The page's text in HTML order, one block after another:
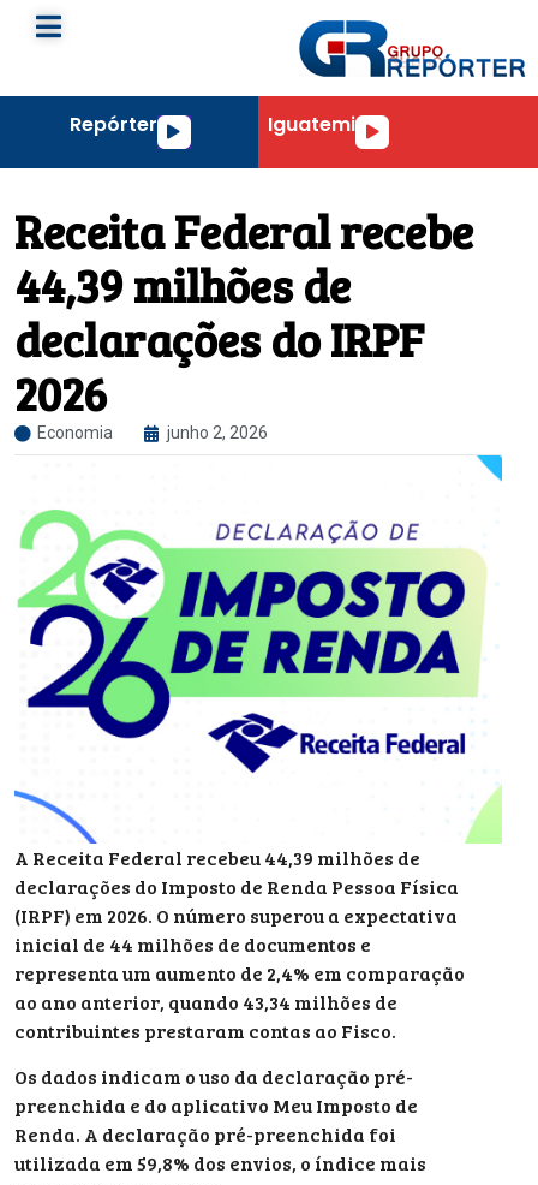
RepórterTocador
IguatemiTocador
Receita Federal recebe
44,39 milhões de
declarações do IRPF
2026
Economia junho 2, 2026
A Receita Federal recebeu 44,39 milhões de
declarações do Imposto de Renda Pessoa Física
(IRPF) em 2026. O número superou a expectativa
inicial de 44 milhões de documentos e
representa um aumento de 2,4% em comparação
ao ano anterior, quando 43,34 milhões de
contribuintes prestaram contas ao Fisco.
Os dados indicam o uso da declaração pré-
preenchida e do aplicativo Meu Imposto de
Renda. A declaração pré-preenchida foi
utilizada em 59,8% dos envios, o índice mais